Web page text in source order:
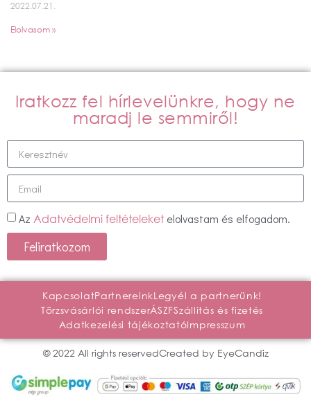
2022.07.21.
Elolvasom »
Iratkozz fel hírlevelünkre, hogy ne
maradj le semmiről!
Az Adatvédelmi feltételeket elolvastam és elfogadom.
Feliratkozom
KapcsolatPartnereinkLegyél a partnerünk!
Törzsvásárlói rendszerÁSZFSzállítás és fizetés
Adatkezelési tájékoztatóImpresszum
© 2022 All rights reservedCreated by EyeCandiz